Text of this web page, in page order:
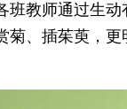
班教师通过生
菊、插茱萸，